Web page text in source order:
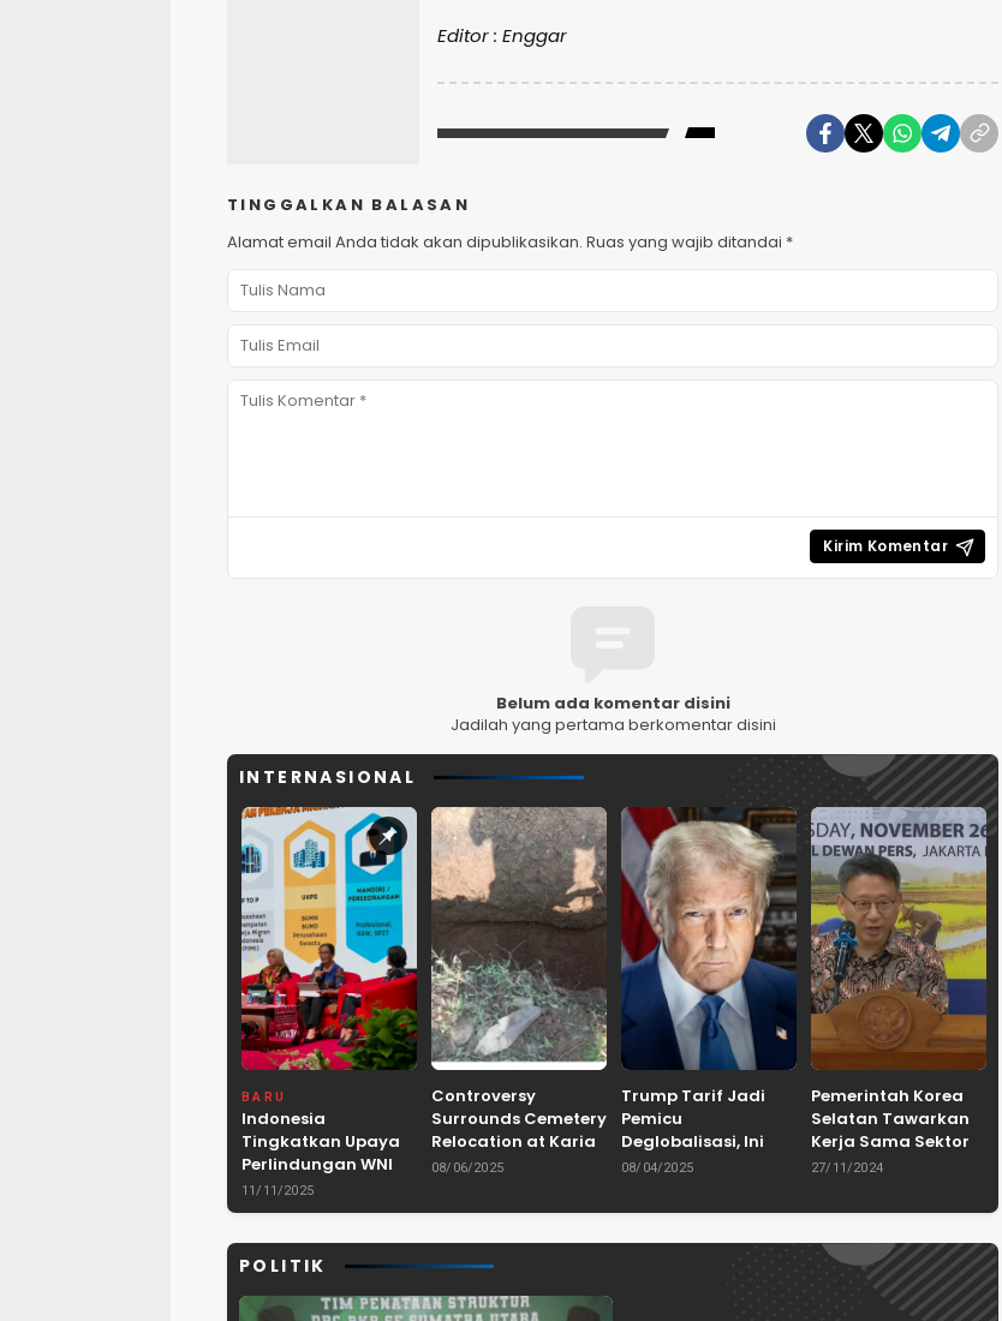
Editor : Enggar
TINGGALKAN BALASAN
Alamat email Anda tidak akan dipublikasikan. Ruas yang wajib ditandai *
Belum ada komentar disini
Jadilah yang pertama berkomentar disini
INTERNASIONAL
BARU
Indonesia
Tingkatkan Upaya
Perlindungan WNI
dan Pemberantasan
TPPO di Asia
11/11/2025
Controversy
Surrounds Cemetery
Relocation at Karian
Dam Project in
08/06/2025
Trump Tarif Jadi
Pemicu
Deglobalisasi, Ini
Ulasan Tajam dari
ASPRINDO
08/04/2025
Pemerintah Korea
Selatan Tawarkan
Kerja Sama Sektor
Pertanian untuk
Pangan Indonesia
27/11/2024
POLITIK